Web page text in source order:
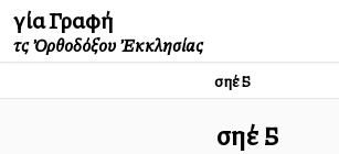
Ἁγία Γραφή
τῆς Ὀρθοδόξου Ἐκκλησίας
Ὡσηέ5
Ὡσηέ5